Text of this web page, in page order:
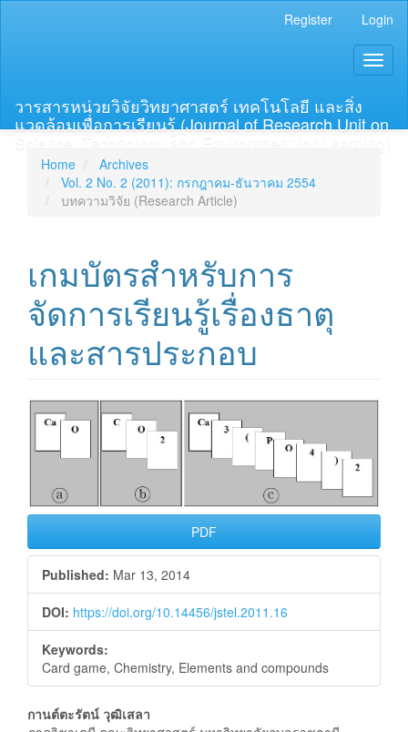
Register Login
วารสารหน่วยวิจัยวิทยาศาสตร์ เทคโนโลยี และสิ่ง
แวดล้อมเพื่อการเรียนรู้ (Journal of Research Unit on
Science, Technology and Environment for Learning)
Home
Archives
Vol. 2 No. 2 (2011): กรกฎาคม-ธันวาคม 2554
บทความวิจัย (Research Article)
เกมบัตรสำหรับการ
จัดการเรียนรู้เรื่องธาตุ
และสารประกอบ
Article
Sidebar
PDF
Published: Mar 13, 2014
DOI: https://doi.org/10.14456/jstel.2011.16
Keywords:
Card game, Chemistry, Elements and compounds
Main
กานต์ตะรัตน์ วุฒิเสลา